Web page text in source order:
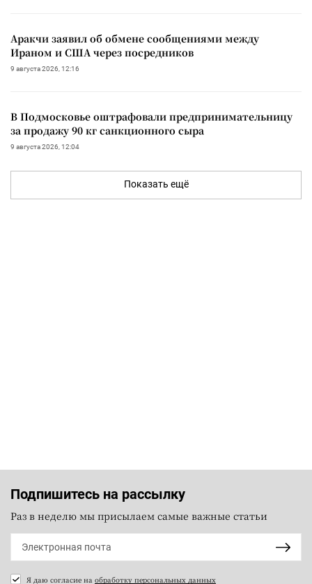
Аракчи заявил об обмене сообщениями между
Ираном и США через посредников
9 августа 2026, 12:16
В Подмосковье оштрафовали предпринимательницу
за продажу 90 кг санкционного сыра
9 августа 2026, 12:04
Показать ещё
Подпишитесь на рассылку
Раз в неделю мы присылаем самые важные статьи
Я даю согласие на обработку персональных данных